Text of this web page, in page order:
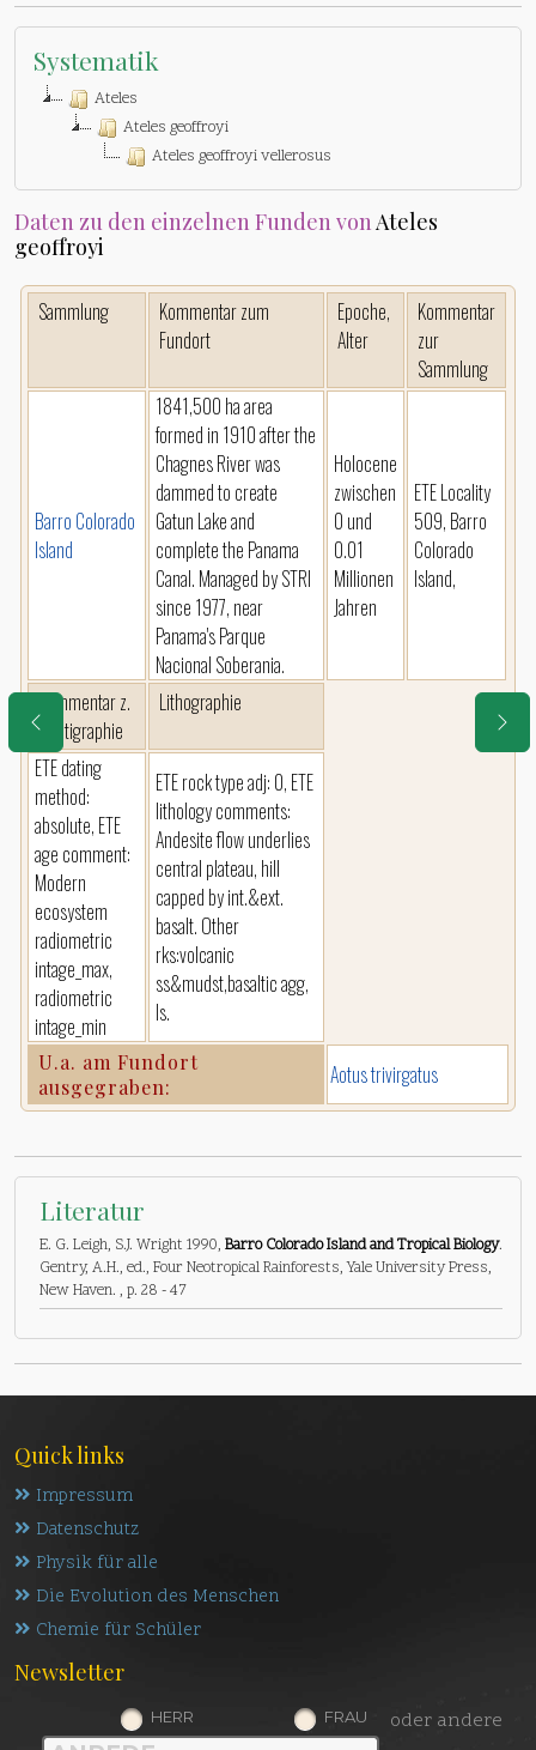
Systematik
Ateles
Ateles geoffroyi
Ateles geoffroyi vellerosus
Daten zu den einzelnen Funden vonAteles
geoffroyi
Sammlung
Kommentar zum
Fundort
Epoche,
Alter
Kommentar
zur
Sammlung
Barro Colorado
Island
1841,500 ha area
formed in 1910 after the
Chagnes River was
dammed to create
Gatun Lake and
complete the Panama
Canal. Managed by STRI
since 1977, near
Panama's Parque
Nacional Soberania.
Holocene
zwischen
0 und
0.01
Millionen
Jahren
ETE Locality
509, Barro
Colorado
Island,
Kommentar z.
Stratigraphie
Lithographie
ETE dating
method:
absolute, ETE
age comment:
Modern
ecosystem
radiometric
intage_max,
radiometric
intage_min
ETE rock type adj: 0, ETE
lithology comments:
Andesite flow underlies
central plateau, hill
capped by int.&ext.
basalt. Other
rks:volcanic
ss&mudst,basaltic agg,
ls.
U.a. am Fundort
ausgegraben:
Aotus trivirgatus
Literatur
E. G. Leigh, S.J. Wright 1990, Barro Colorado Island and Tropical Biology.
Gentry, A.H., ed., Four Neotropical Rainforests, Yale University Press,
New Haven. , p. 28 - 47
Quick links
Impressum
Datenschutz
Physik für alle
Die Evolution des Menschen
Chemie für Schüler
Newsletter
HERR FRAU oder andere